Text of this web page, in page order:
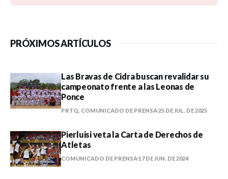
PRÓXIMOS ARTÍCULOS
Las Bravas de Cidra buscan revalidar su
campeonato frente a las Leonas de
Ponce
PRTQ, COMUNICADO DE PRENSA25 DE JUL. DE 2025
Pierluisi veta la Carta de Derechos de
Atletas
COMUNICADO DE PRENSA17 DE JUN. DE 2024